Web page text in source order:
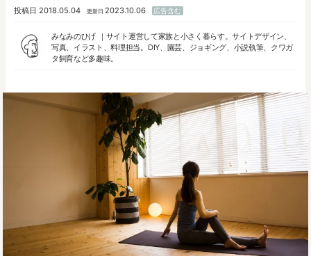
投稿日 2018.05.04 更新日 2023.10.06 広告含む
みなみのひげ
サイト運営して家族と小さく暮らす。サイトデザイン、
写真、イラスト、料理担当。DIY、園芸、ジョギング、 小説執筆、クワガ
タ飼育など多趣味。